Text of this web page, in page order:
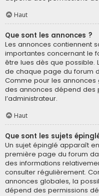
Haut
Que sont les annonces ?
Les annonces contiennent
importantes concernant le
être lues dès que possible.
de chaque page du forum
Comme pour les
des annonces dépend des
l’administrateur.
Haut
Que sont les sujets
Un sujet épinglé apparaît
première page du forum
des informations
consulter régulièrement.
annonces globales, la
dépend des permissions